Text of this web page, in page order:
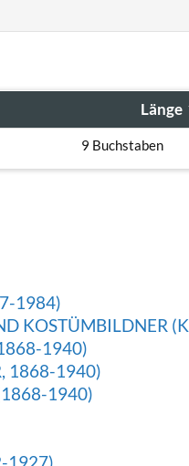
Länge
9 Buchstaben
1984)
KOSTÜMBILDNER
1940)
1868-1940)
1940)